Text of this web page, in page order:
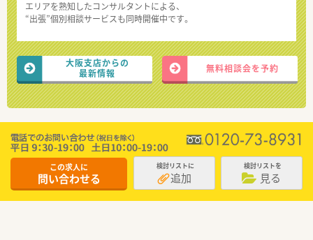
エリアを熟知したコンサルタントによる、
“出張”個別相談サービスも同時開催中です。
大阪支店からの
最新情報
無料相談会を予約
この求人に
問い合わせる
検討リストに
追加
検討リストを
見る